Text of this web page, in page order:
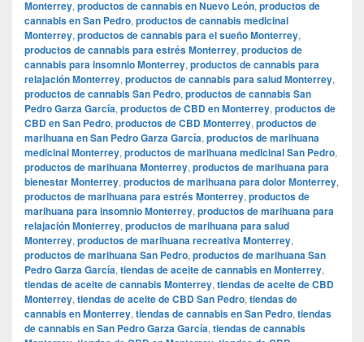
Monterrey, productos de cannabis en Nuevo León, productos de
cannabis en San Pedro, productos de cannabis medicinal
Monterrey, productos de cannabis para el sueño Monterrey,
productos de cannabis para estrés Monterrey, productos de
cannabis para insomnio Monterrey, productos de cannabis para
relajación Monterrey, productos de cannabis para salud Monterrey,
productos de cannabis San Pedro, productos de cannabis San
Pedro Garza García, productos de CBD en Monterrey, productos de
CBD en San Pedro, productos de CBD Monterrey, productos de
marihuana en San Pedro Garza García, productos de marihuana
medicinal Monterrey, productos de marihuana medicinal San Pedro,
productos de marihuana Monterrey, productos de marihuana para
bienestar Monterrey, productos de marihuana para dolor Monterrey,
productos de marihuana para estrés Monterrey, productos de
marihuana para insomnio Monterrey, productos de marihuana para
relajación Monterrey, productos de marihuana para salud
Monterrey, productos de marihuana recreativa Monterrey,
productos de marihuana San Pedro, productos de marihuana San
Pedro Garza García, tiendas de aceite de cannabis en Monterrey,
tiendas de aceite de cannabis Monterrey, tiendas de aceite de CBD
Monterrey, tiendas de aceite de CBD San Pedro, tiendas de
cannabis en Monterrey, tiendas de cannabis en San Pedro, tiendas
de cannabis en San Pedro Garza García, tiendas de cannabis